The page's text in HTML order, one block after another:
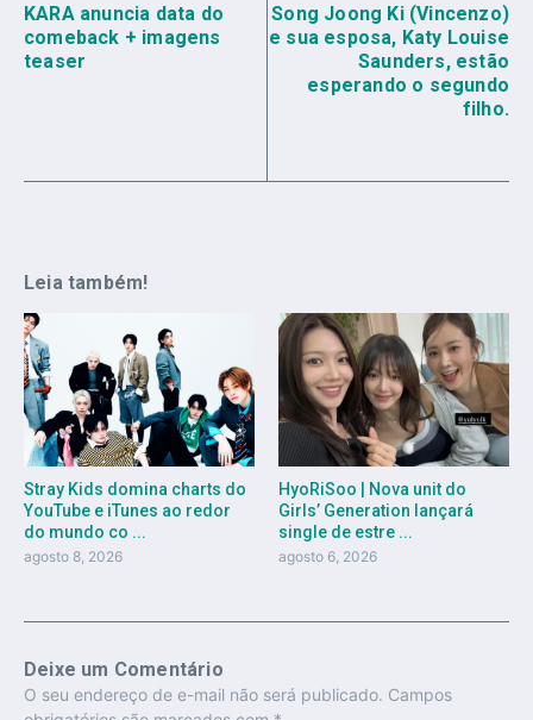
KARA anuncia data do
comeback + imagens
teaser
Song Joong Ki (Vincenzo)
e sua esposa, Katy Louise
Saunders, estão
esperando o segundo
filho.
Leia também!
Stray Kids domina charts do
YouTube e iTunes ao redor
do mundo co ...
agosto 8, 2026
HyoRiSoo | Nova unit do
Girls’ Generation lançará
single de estre ...
agosto 6, 2026
Deixe um Comentário
O seu endereço de e-mail não será publicado. Campos